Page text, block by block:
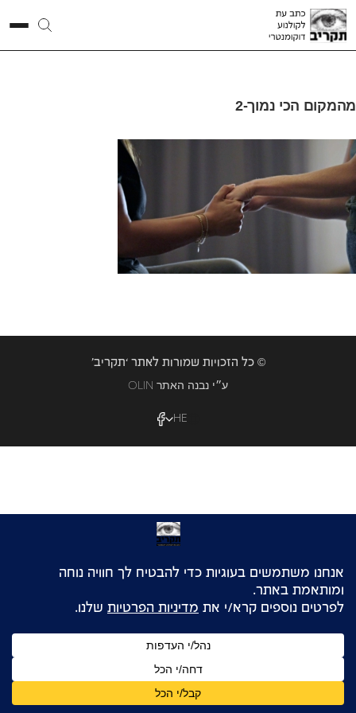
מהמקום הכי נמוך-2
© כל הזכויות שמורות לאתר ‘תקריב’
OLIN ע״י נבנה האתר
HE